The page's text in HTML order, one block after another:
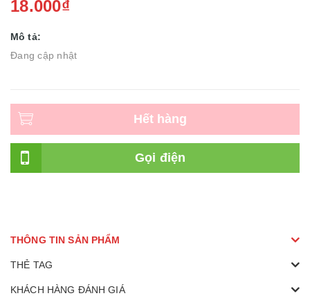
18.000₫
Mô tả:
Đang cập nhật
Hết hàng
Gọi điện
THÔNG TIN SẢN PHẨM
THẺ TAG
KHÁCH HÀNG ĐÁNH GIÁ